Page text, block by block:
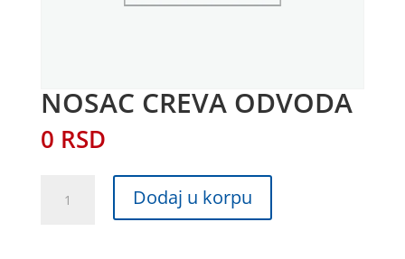
NOSAC CREVA ODVODA
0 RSD
CREVA
Dodaj u korpu